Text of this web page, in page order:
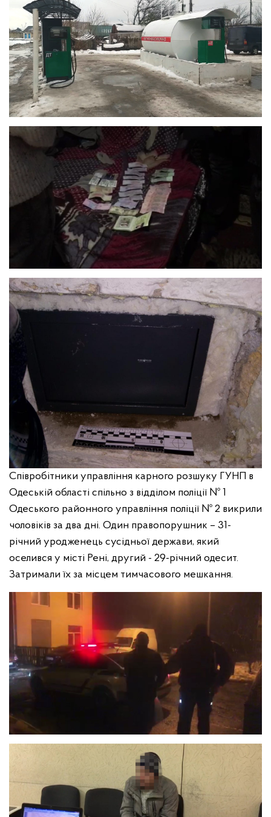
Співробітники управління карного розшуку ГУНП в
Одеській області спільно з відділом поліції № 1
Одеського районного управління поліції № 2 викрили
чоловіків за два дні. Один правопорушник – 31-
річний уродженець сусідньої держави, який
оселився у місті Рені, другий - 29-річний одесит.
Затримали їх за місцем тимчасового мешкання.